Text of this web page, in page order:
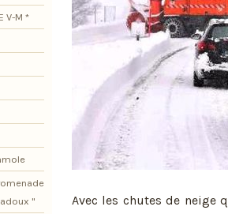
Avec les chutes de neige
V-M *
"